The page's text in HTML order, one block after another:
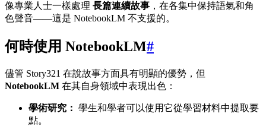
像專業人士一樣處理 長篇連續故事 ，在各集中保持語氣和角
色聲音——這是 NotebookLM 不支援的。
何時使用 NotebookLM#
儘管 Story321 在說故事方面具有明顯的優勢，但
NotebookLM 在其自身領域中表現出色：
學術研究： 學生和學者可以使用它從學習材料中提取要
點。